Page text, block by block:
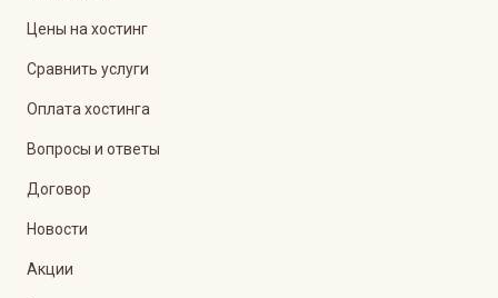
Цены на хостинг
Сравнить услуги
Оплата хостинга
Вопросы и ответы
Договор
Новости
Акции